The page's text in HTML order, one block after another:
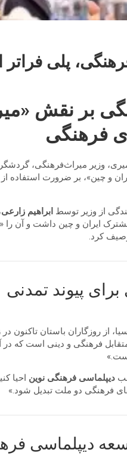
پلی فراتر
بر نقش
فرهنگی
وزیر میراث‌فرهنگی،
و چین»، بر ضرورت استفاده از
ابراهیم زارعی
ایران و چین داشت و آن
کرد.
پیوند تمدنی
روزگاران باستان تاکنون در
متقابل فرهنگی و دینی است که
دیپلماسی فرهنگی نوین احیا
فرهنگی دو ملت تبدیل شود.»
دیپلماسی